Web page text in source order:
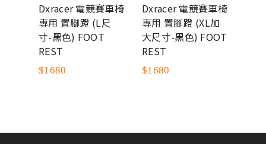
Dxracer 電競賽車椅
專用 置腳蹬 (L尺
寸-黑色) FOOT
REST
$1680
Dxracer 電競賽車椅
專用 置腳蹬 (XL加
大尺寸-黑色) FOOT
REST
$1680